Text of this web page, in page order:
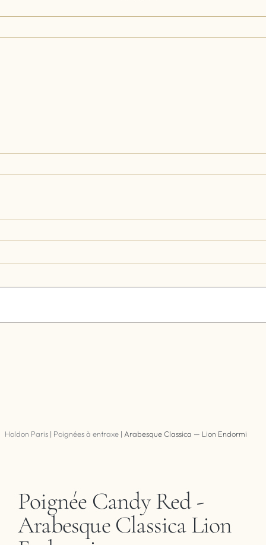
Holdon Paris | Poignées à entraxe | Arabesque Classica — Lion Endormi
Poignée Candy Red -
Arabesque Classica Lion